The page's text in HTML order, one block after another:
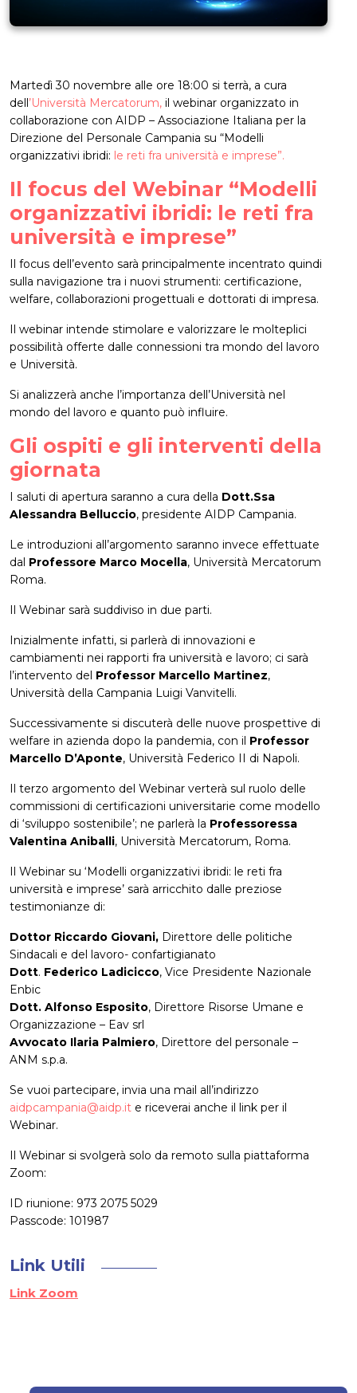
Martedì 30 novembre alle ore 18:00 si terrà, a cura
dell ’Università Mercatorum, il webinar organizzato in
collaborazione con AIDP – Associazione Italiana per la
Direzione del Personale Campania su “Modelli
organizzativi ibridi: le reti fra università e imprese”.
Il focus del Webinar “Modelli
organizzativi ibridi: le reti fra
università e imprese”
Il focus dell’evento sarà principalmente incentrato quindi
sulla navigazione tra i nuovi strumenti: certificazione,
welfare, collaborazioni progettuali e dottorati di impresa.
Il webinar intende stimolare e valorizzare le molteplici
possibilità offerte dalle connessioni tra mondo del lavoro
e Università.
Si analizzerà anche l’importanza dell’Università nel
mondo del lavoro e quanto può influire.
Gli ospiti e gli interventi della
giornata
I saluti di apertura saranno a cura della Dott.Ssa
Alessandra Belluccio, presidente AIDP Campania.
Le introduzioni all’argomento saranno invece effettuate
dal Professore Marco Mocella, Università Mercatorum
Roma.
Il Webinar sarà suddiviso in due parti.
Inizialmente infatti, si parlerà di innovazioni e
cambiamenti nei rapporti fra università e lavoro; ci sarà
l’intervento del Professor Marcello Martinez,
Università della Campania Luigi Vanvitelli.
Successivamente si discuterà delle nuove prospettive di
welfare in azienda dopo la pandemia, con il Professor
Marcello D’Aponte, Università Federico II di Napoli.
Il terzo argomento del Webinar verterà sul ruolo delle
commissioni di certificazioni universitarie come modello
di ‘sviluppo sostenibile’; ne parlerà la Professoressa
Valentina Aniballi, Università Mercatorum, Roma.
Il Webinar su ‘Modelli organizzativi ibridi: le reti fra
università e imprese’ sarà arricchito dalle preziose
testimonianze di:
Dottor Riccardo Giovani, Direttore delle politiche
Sindacali e del lavoro- confartigianato
Dott. Federico Ladicicco, Vice Presidente Nazionale
Enbic
Dott. Alfonso Esposito, Direttore Risorse Umane e
Organizzazione – Eav srl
Avvocato Ilaria Palmiero, Direttore del personale –
ANM s.p.a.
Se vuoi partecipare, invia una mail all’indirizzo
aidpcampania@aidp.it e riceverai anche il link per il
Webinar.
Il Webinar si svolgerà solo da remoto sulla piattaforma
Zoom:
ID riunione: 973 2075 5029
Passcode: 101987
Link Utili
Link Zoom